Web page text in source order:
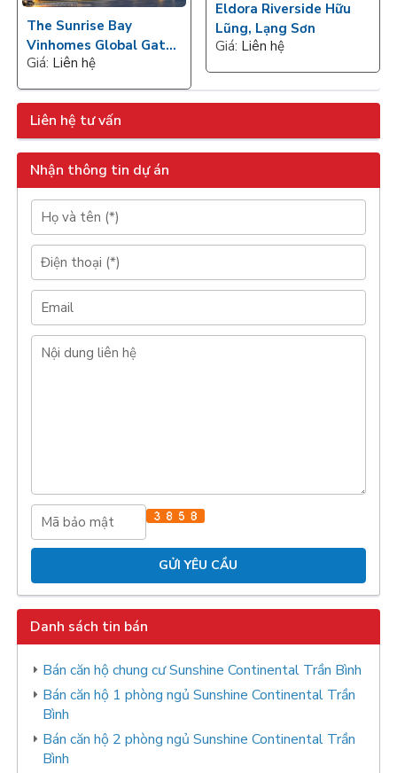
The Sunrise Bay
Vinhomes Global Gate
Hạ Long
Giá: Liên hệ
Eldora Riverside Hữu
Lũng, Lạng Sơn
Giá: Liên hệ
Liên hệ tư vấn
Nhận thông tin dự án
Danh sách tin bán
Bán căn hộ chung cư Sunshine Continental Trần Bình
Bán căn hộ 1 phòng ngủ Sunshine Continental Trần
Bình
Bán căn hộ 2 phòng ngủ Sunshine Continental Trần
Bình